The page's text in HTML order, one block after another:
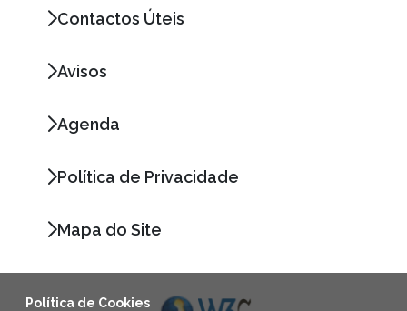
Política de Cookies
Contactos Úteis
Avisos
Agenda
Política de Privacidade
Mapa do Site